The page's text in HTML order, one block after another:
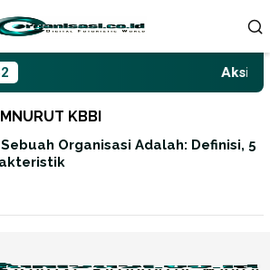
KBBI
Organisasi Adalah: Definisi, 5